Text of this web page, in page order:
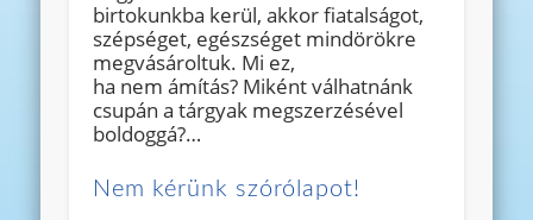
birtokunkba kerül, akkor fiatalságot,
szépséget, egészséget mindörökre
megvásároltuk. Mi ez,
ha nem ámítás? Miként válhatnánk
csupán a tárgyak megszerzésével
boldoggá?…
Nem kérünk szórólapot!